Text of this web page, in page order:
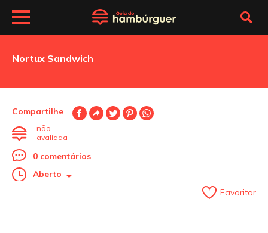
Nortux Sandwich
Compartilhe
não
avaliada
0 comentários
Aberto
Favoritar